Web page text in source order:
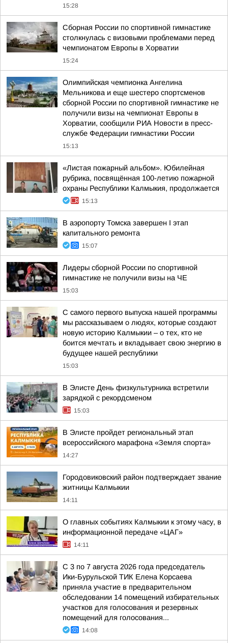
15:28
Сборная России по спортивной гимнастике
столкнулась с визовыми проблемами перед
чемпионатом Европы в Хорватии
15:24
Олимпийская чемпионка Ангелина
Мельникова и еще шестеро спортсменов
сборной России по спортивной гимнастике не
получили визы на чемпионат Европы в
Хорватии, сообщили РИА Новости в пресс-
службе Федерации гимнастики России
15:13
«Листая пожарный альбом». Юбилейная
рубрика, посвящённая 100-летию пожарной
охраны Республики Калмыкия, продолжается
15:13
В аэропорту Томска завершен I этап
капитального ремонта
15:07
Лидеры сборной России по спортивной
гимнастике не получили визы на ЧЕ
15:03
С самого первого выпуска нашей программы
мы рассказываем о людях, которые создают
новую историю Калмыкии – о тех, кто не
боится мечтать и вкладывает свою энергию в
будущее нашей республики
15:03
В Элисте День физкультурника встретили
зарядкой с рекордсменом
15:03
В Элисте пройдет региональный этап
всероссийского марафона «Земля спорта»
14:27
Городовиковский район подтверждает звание
житницы Калмыкии
14:11
О главных событиях Калмыкии к этому часу, в
информационной передаче «ЦАГ»
14:11
С 3 по 7 августа 2026 года председатель
Ики-Бурульской ТИК Елена Корсаева
приняла участие в предварительном
обследовании 14 помещений избирательных
участков для голосования и резервных
помещений для голосования...
14:08